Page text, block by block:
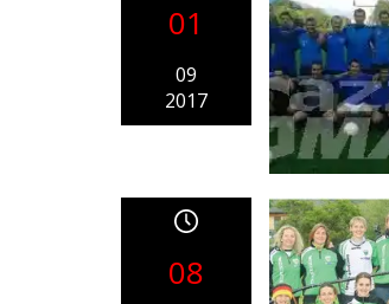
01
09
2017
08